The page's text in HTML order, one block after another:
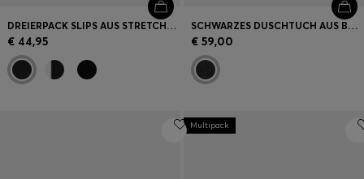
DREIERPACK SLIPS AUS STRETCH-BAUMWOLLE MIT LOGOS AM BUND
€ 44,95
SCHWARZES DUSCHTUCH AUS BAUMWOLLE MIT LOGO-STICKEREI
€ 59,00
Multipack